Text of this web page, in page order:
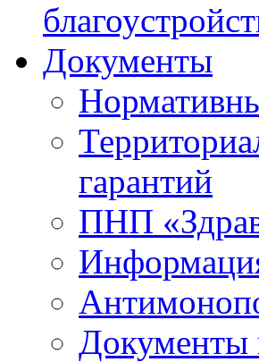
Документы
гарантий
ПНП
Документы